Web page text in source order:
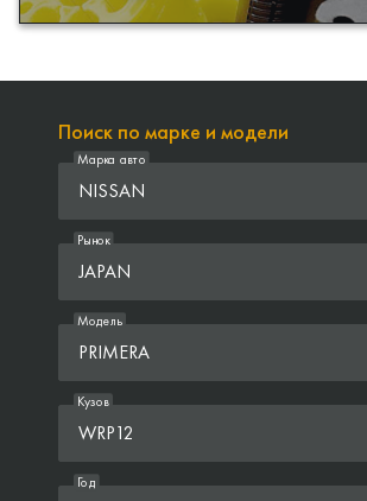
Поиск по марке и модели
NISSAN
Марка авто
JAPAN
Рынок
PRIMERA
Модель
WRP12
Кузов
Год